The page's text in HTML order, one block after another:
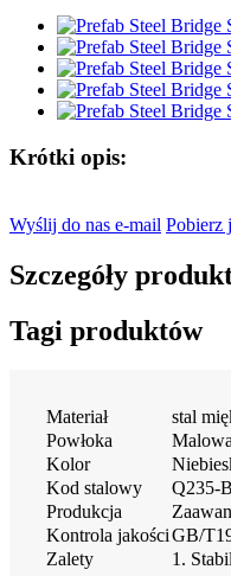
Krótki opis:
Wyślij do nas e-mail Pobierz
Szczegóły
Tagi produktów
Materiał
stal
Powłoka
Kolor
Kod stalowy
Q235-
Produkcja
Kontrola jakościGB/
Zalety
1.